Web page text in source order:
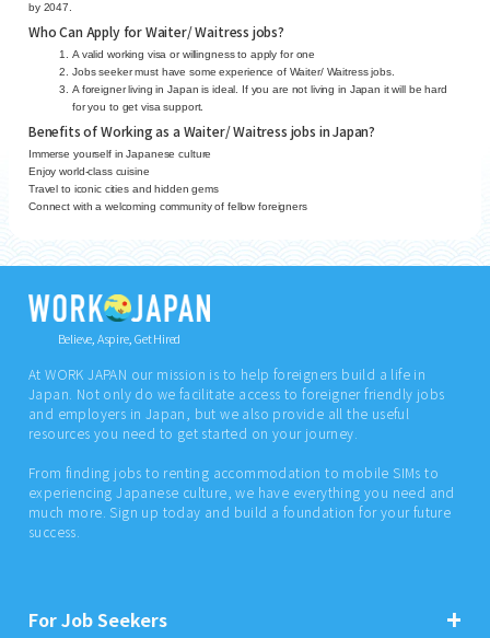
by 2047.
Who Can Apply for Waiter/ Waitress jobs?
A valid working visa or willingness to apply for one
Jobs seeker must have some experience of Waiter/ Waitress jobs.
A foreigner living in Japan is ideal. If you are not living in Japan it will be hard
for you to get visa support.
Benefits of Working as a Waiter/ Waitress jobs in Japan?
Immerse yourself in Japanese culture
Enjoy world-class cuisine
Travel to iconic cities and hidden gems
Connect with a welcoming community of fellow foreigners
Believe, Aspire, Get Hired
At WORK JAPAN our mission is to help foreigners build a life in
Japan. Not only do we facilitate access to foreigner friendly jobs
and employers in Japan, but we also provide all the useful
resources you need to get started on your journey.
From finding jobs to renting accommodation to mobile SIMs to
experiencing Japanese culture, we have everything you need and
much more. Sign up today and build a foundation for your future
success.
For Job Seekers